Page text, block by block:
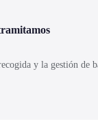
y la gestión de